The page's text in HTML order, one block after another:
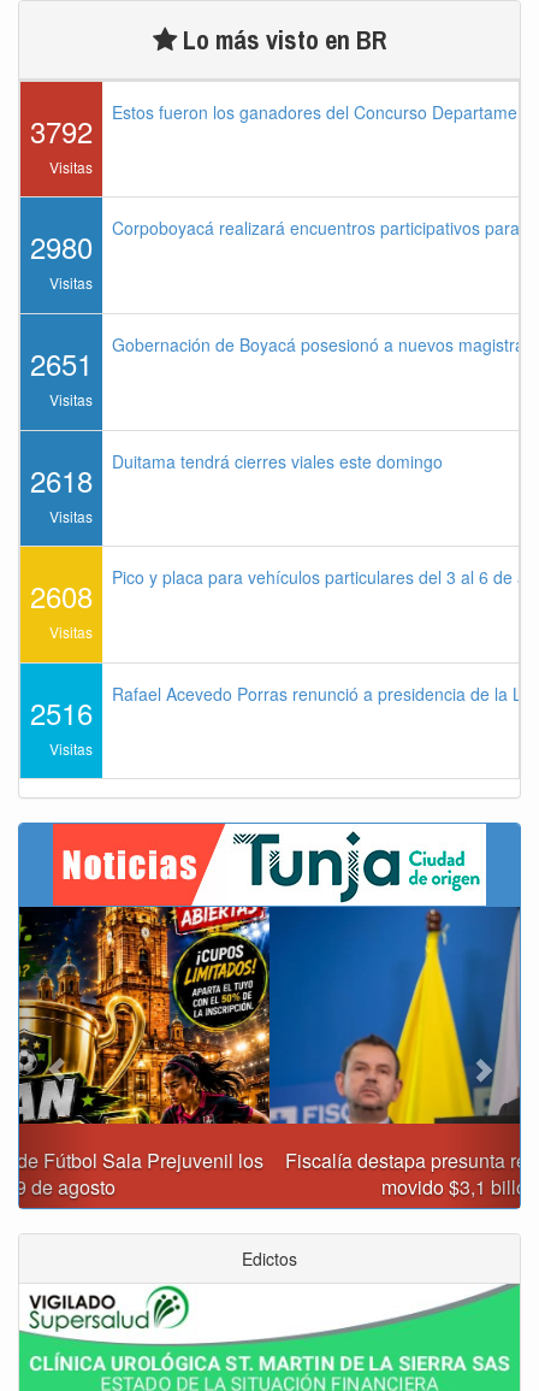
Lo más visto en BR
3792
Visitas
Estos fueron los ganadores del Concurso
2980
Visitas
Corpoboyacá realizará encuentros participativos para
2651
Visitas
Gobernación de Boyacá posesionó a nuevos
2618
Visitas
Duitama tendrá cierres viales este domingo
2608
Visitas
Pico y placa para vehículos particulares del 3 al 6 de
2516
Visitas
Rafael Acevedo Porras renunció a presidencia de la
Fiscalía destapa presunta red de corrupción que habría
movido $3,1 billones en regalías
Previous Next
Edictos